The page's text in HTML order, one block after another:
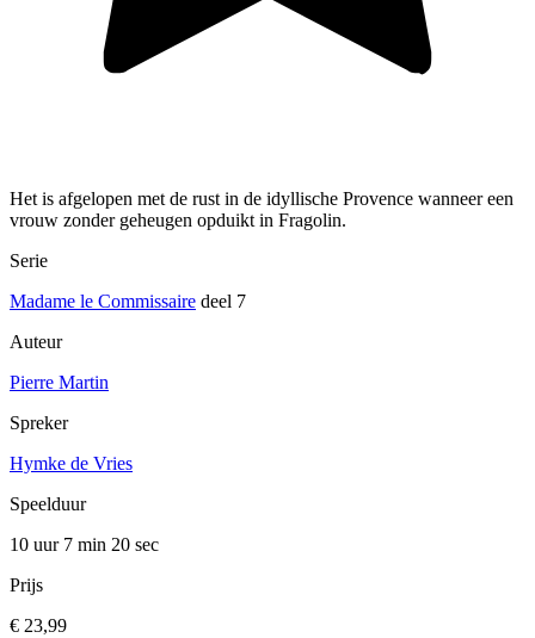
Het is afgelopen met de rust in de idyllische Provence wanneer een
vrouw zonder geheugen opduikt in Fragolin.
Serie
Madame le Commissaire deel 7
Auteur
Pierre Martin
Spreker
Hymke de Vries
Speelduur
10 uur 7 min 20 sec
Prijs
€ 23,99